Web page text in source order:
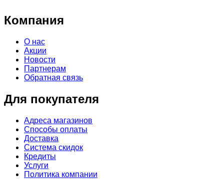
Компания
О нас
Акции
Новости
Партнерам
Обратная связь
Для покупателя
Адреса магазинов
Способы оплаты
Доставка
Система скидок
Кредиты
Услуги
Политика компании